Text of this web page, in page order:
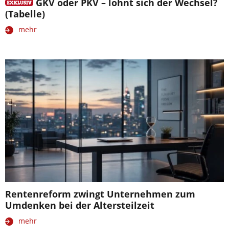
(Tabelle)
mehr
Rentenreform zwingt Unternehmen zum
Umdenken bei der Altersteilzeit
mehr